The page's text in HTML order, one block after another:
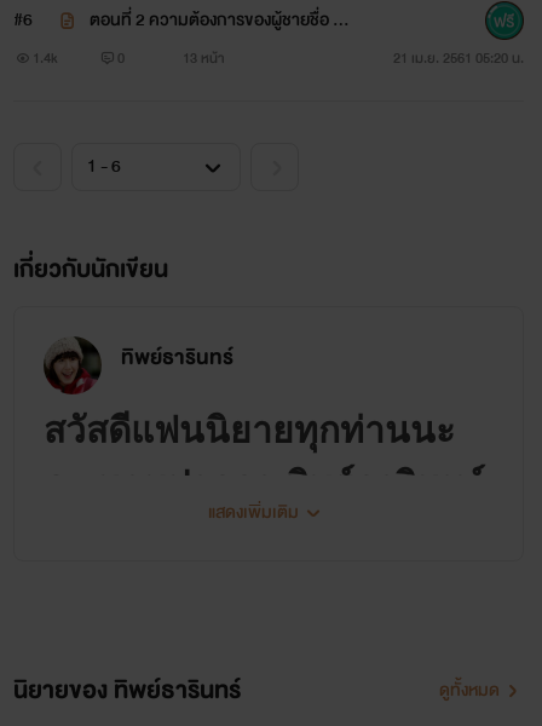
วัจน์ เพราะความกตัญญู ทำให้เธอต้องตัดใจจากเขาแล้วมา
แต่งงานกับผู้ชายอีกคน
หนึ่งต้องจดจำไปตลอดชีวิต...
“ถึงจะเก่าแต่ว่าเร้าใจเป็นบ้า!” แสยะมุมปากหยักใส่อย่าง
ดูแคลน ทิชารีย์ไม่ตอบมีเพียงเม้มปากเป็นเส้นตรง พร้อมกับ
#6
ตอนที่ 2 ความต้องการของผู้ชายชื่อ ภี
มวัจน์ 30%
1.4k 0 13 หน้า 21 เม.ย. 2561 05:20 น.
เกี่ยวกับนักเขียน
ทิพย์ธารินทร์
สวัสดีแฟนนิยายทุกท่านนะ
คะ นามปากกา ทิพย์ธารินทร์
สามารถอ่านได้ในเว็บ
แสดงเพิ่มเติม
นิยายของ ทิพย์ธารินทร์ ดูทั้งหมด